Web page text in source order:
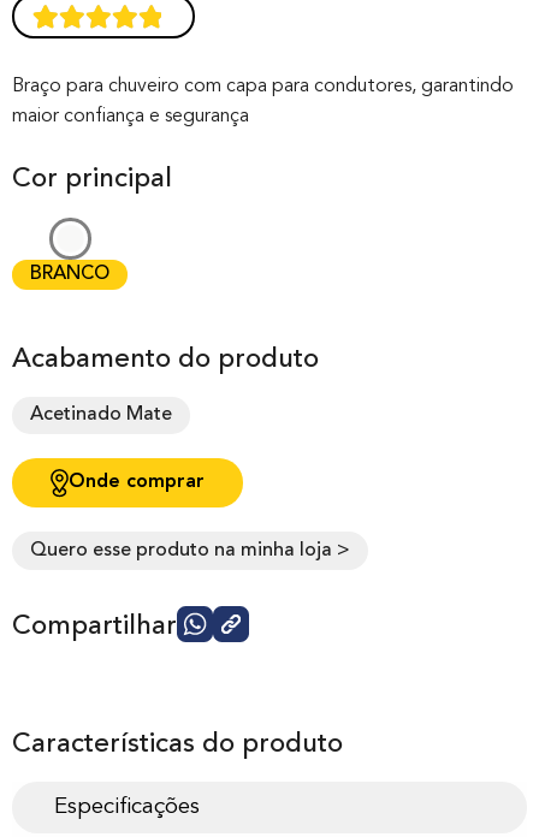
como5.00de
5, com
baseado em
avaliação de
cliente
Braço para chuveiro com capa para condutores, garantindo
maior confiança e segurança
Cor principal
BRANCO
Acabamento do produto
Acetinado Mate
Onde comprar
Quero esse produto na minha loja >
Compartilhar
Características do produto
Especificações